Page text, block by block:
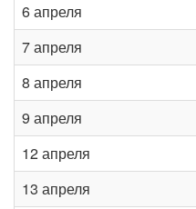
6 апреля
7 апреля
8 апреля
9 апреля
12 апреля
13 апреля